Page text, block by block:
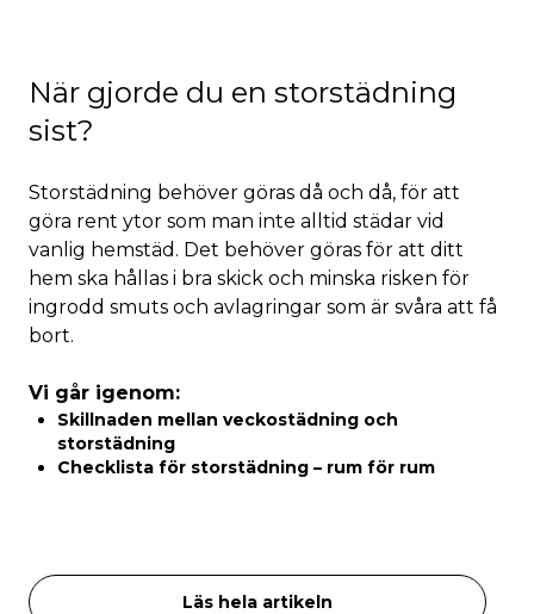
När gjorde du en storstädning
sist?
Storstädning behöver göras då och då, för att
göra rent ytor som man inte alltid städar vid
vanlig hemstäd. Det behöver göras för att ditt
hem ska hållas i bra skick och minska risken för
ingrodd smuts och avlagringar som är svåra att få
bort.
Vi går igenom:
Skillnaden mellan veckostädning och
storstädning
Checklista för storstädning – rum för rum
Läs hela artikeln